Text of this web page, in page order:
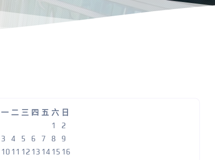
一 二 三 四 五 六 日
1
2
3
4 5 6 7 8
9
10 11 12 13 14 15 16